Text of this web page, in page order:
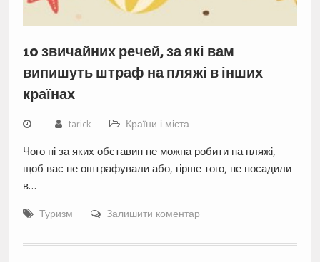
10 звичайних речей, за які вам
випишуть штраф на пляжі в інших
країнах
tarick Країни і міста
Чого ні за яких обставин не можна робити на пляжі,
щоб вас не оштрафували або, гірше того, не посадили
в…
Туризм Залишити коментар